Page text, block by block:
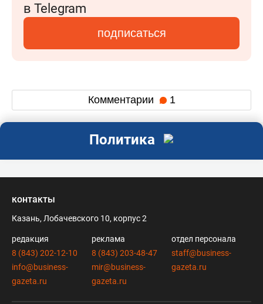
в Telegram
подписаться
Комментарии 1
Политика
контакты
Казань, Лобачевского 10, корпус 2
редакция
8 (843) 202-12-10
info@business-
gazeta.ru
реклама
8 (843) 203-48-47
mir@business-
gazeta.ru
отдел персонала
staff@business-
gazeta.ru